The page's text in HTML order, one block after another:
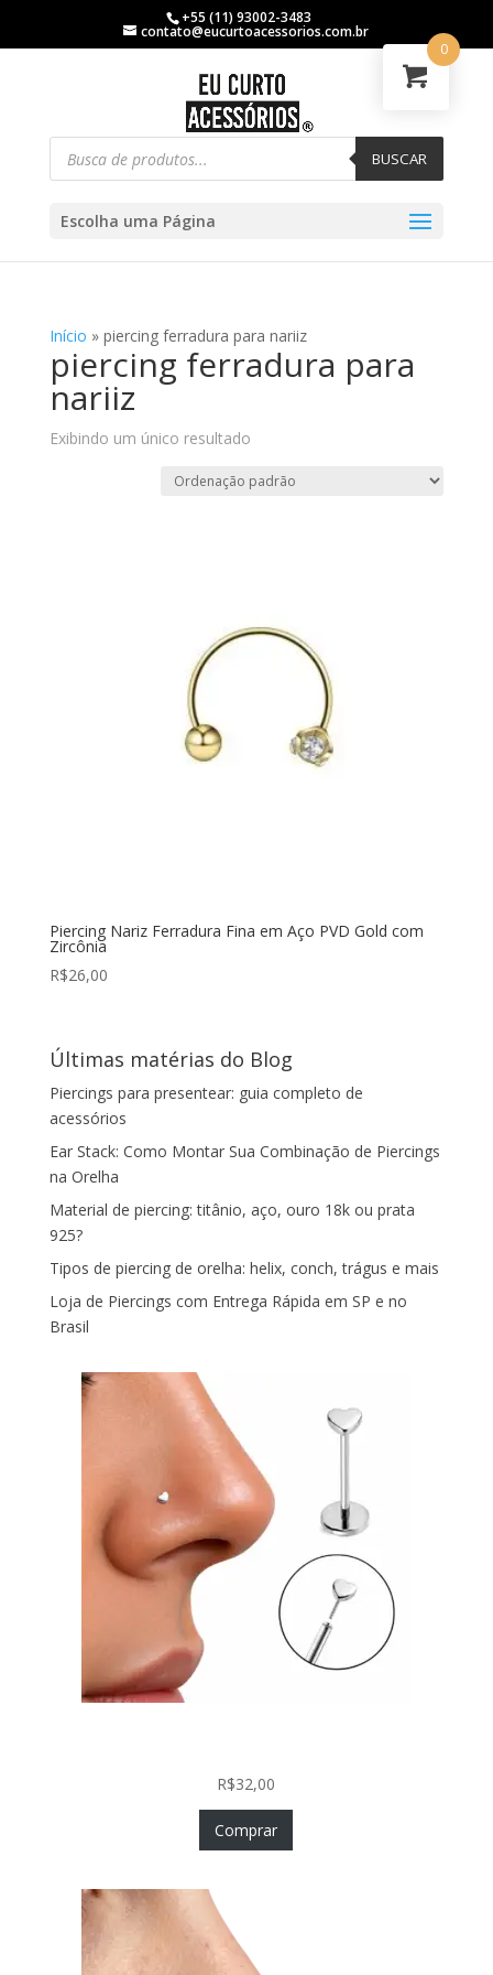
+55 (11) 93002-3483
contato@eucurtoacessorios.com.br
BUSCAR
Escolha uma Página
Início » piercing ferradura para nariiz
piercing ferradura para
nariiz
Exibindo um único resultado
Piercing Nariz Ferradura Fina em Aço PVD Gold com
Zircônia
R$26,00
Últimas matérias do Blog
Piercings para presentear: guia completo de
acessórios
Ear Stack: Como Montar Sua Combinação de Piercings
na Orelha
Material de piercing: titânio, aço, ouro 18k ou prata
925?
Tipos de piercing de orelha: helix, conch, trágus e mais
Loja de Piercings com Entrega Rápida em SP e no
Brasil
R$32,00
Comprar
0